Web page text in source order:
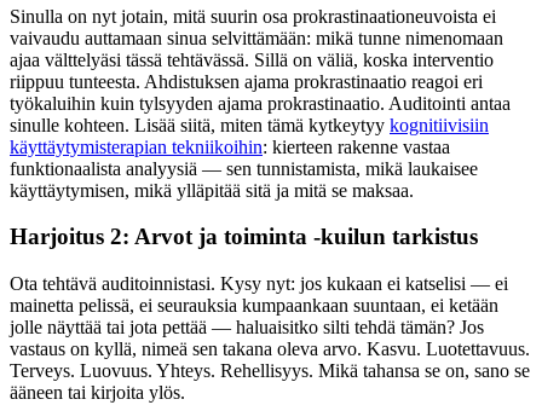
Sinulla on nyt jotain, mitä suurin osa prokrastinaationeuvoista ei
vaivaudu auttamaan sinua selvittämään: mikä tunne nimenomaan
ajaa välttelyäsi tässä tehtävässä. Sillä on väliä, koska interventio
riippuu tunteesta. Ahdistuksen ajama prokrastinaatio reagoi eri
työkaluihin kuin tylsyyden ajama prokrastinaatio. Auditointi antaa
sinulle kohteen. Lisää siitä, miten tämä kytkeytyy kognitiivisiin
käyttäytymisterapian tekniikoihin: kierteen rakenne vastaa
funktionaalista analyysiä — sen tunnistamista, mikä laukaisee
käyttäytymisen, mikä ylläpitää sitä ja mitä se maksaa.
Harjoitus 2: Arvot ja toiminta -kuilun tarkistus
Ota tehtävä auditoinnistasi. Kysy nyt: jos kukaan ei katselisi — ei
mainetta pelissä, ei seurauksia kumpaankaan suuntaan, ei ketään
jolle näyttää tai jota pettää — haluaisitko silti tehdä tämän? Jos
vastaus on kyllä, nimeä sen takana oleva arvo. Kasvu. Luotettavuus.
Terveys. Luovuus. Yhteys. Rehellisyys. Mikä tahansa se on, sano se
ääneen tai kirjoita ylös.